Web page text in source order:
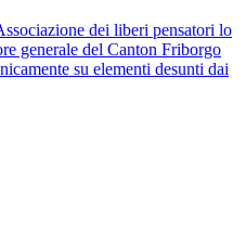
dei liberi pensatori lo
generale del Canton Friborgo
su elementi desunti dai